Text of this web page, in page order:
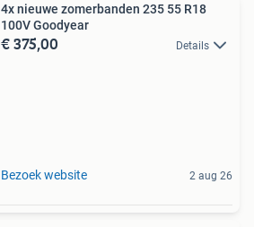
4x nieuwe zomerbanden 235 55 R18
100V Goodyear
€ 375,00 Details
Bezoek website 2 aug 26